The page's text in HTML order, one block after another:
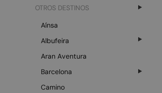
OTROS DESTINOS
Aínsa
Albufeira
Aran Aventura
Barcelona
Camino